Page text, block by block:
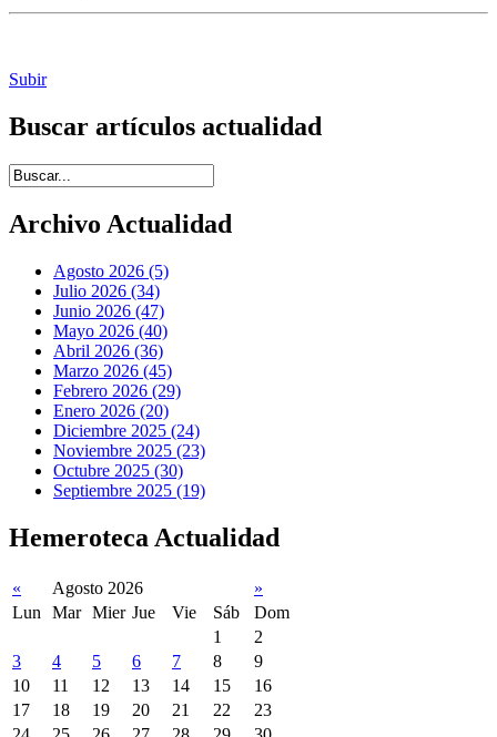
Subir
Buscar artículos actualidad
Introduce términos de búsqueda
Archivo Actualidad
Agosto 2026 (5)
Julio 2026 (34)
Junio 2026 (47)
Mayo 2026 (40)
Abril 2026 (36)
Marzo 2026 (45)
Febrero 2026 (29)
Enero 2026 (20)
Diciembre 2025 (24)
Noviembre 2025 (23)
Octubre 2025 (30)
Septiembre 2025 (19)
Hemeroteca Actualidad
« Agosto 2026
»
Lun
Mar Mier Jue Vie Sáb
Dom
1
2
3
4 5 6 7 8
9
10
11 12 13 14 15
16
17
18 19 20 21 22
23